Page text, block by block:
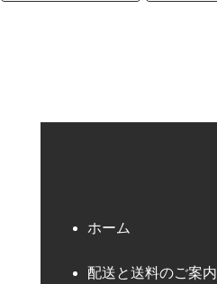
ホーム
配送と送料のご案内